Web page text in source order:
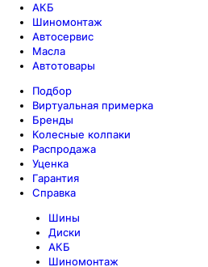
АКБ
Шиномонтаж
Автосервис
Масла
Автотовары
Подбор
Виртуальная примерка
Бренды
Колесные колпаки
Распродажа
Уценка
Гарантия
Справка
Шины
Диски
АКБ
Шиномонтаж